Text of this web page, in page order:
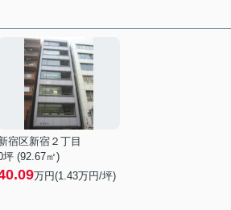
宿区新宿２丁目
坪 (92.67㎡)
万円(1.43万円/坪)